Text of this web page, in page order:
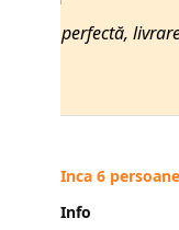
❤️❤️
Inca 6 persoane
Info